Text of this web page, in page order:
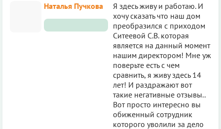
Наталья Пучкова
Я здесь живу и работаю. И
хочу сказать что наш дом
преобразился с приходом
Ситеевой С.В. которая
является на данный момент
нашим директором! Мне уж
поверьте есть с чем
сравнить, я живу здесь 14
лет! И раздражают вот
такие негативные отзывы..
Вот просто интересно вы
обиженный сотрудник
которого уволили за дело